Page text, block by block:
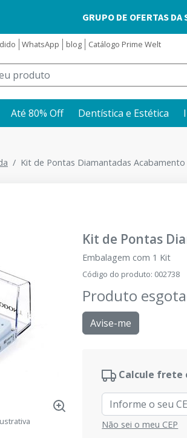
WhatsApp blog Catálogo Prime Welt
Até 80% Off Dentística e Estética
Kit de Pontas Diamantadas
Kit de Pontas
Embalagem com 1 Kit
Código do produto: 002738
Produto
Avise-me
Calcule frete
Não sei o meu CEP